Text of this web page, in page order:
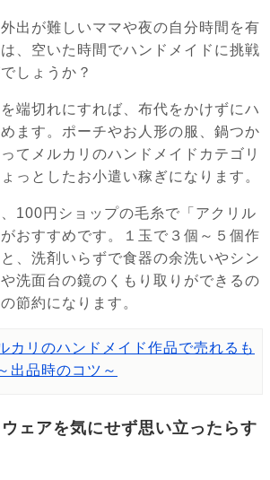
出が難しいママや夜の自分時間を有
、空いた時間でハンドメイドに挑戦
しょうか？
端切れにすれば、布代をかけずにハ
ます。ポーチやお人形の服、鍋つか
てメルカリのハンドメイドカテゴリ
っとしたお小遣い稼ぎになります。
100円ショップの毛糸で「アクリル
おすすめです。１玉で３個～５個作
、洗剤いらずで食器の余洗いやシン
洗面台の鏡のくもり取りができるの
節約になります。
カリのハンドメイド作品で売れるも
出品時のコツ～
ェアを気にせず思い立ったらす